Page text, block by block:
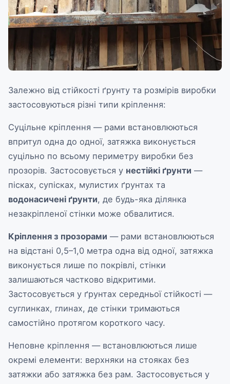
Залежно від стійкості ґрунту та розмірів виробки
застосовуються різні типи кріплення:
Суцільне кріплення — рами встановлюються
впритул одна до одної, затяжка виконується
суцільно по всьому периметру виробки без
прозорів. Застосовується у нестійкі ґрунти —
пісках, супісках, мулистих ґрунтах та
водонасичені ґрунти, де будь-яка ділянка
незакріпленої стінки може обвалитися.
Кріплення з прозорами — рами встановлюються
на відстані 0,5–1,0 метра одна від одної, затяжка
виконується лише по покрівлі, стінки
залишаються частково відкритими.
Застосовується у ґрунтах середньої стійкості —
суглинках, глинах, де стінки тримаються
самостійно протягом короткого часу.
Неповне кріплення — встановлюються лише
окремі елементи: верхняки на стояках без
затяжки або затяжка без рам. Застосовується у